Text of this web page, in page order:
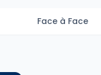
Face à Face